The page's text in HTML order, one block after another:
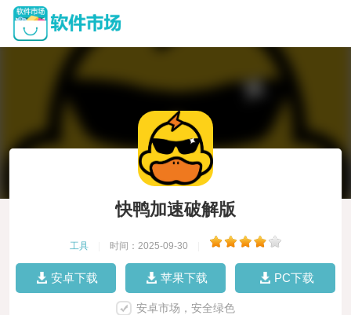
快鸭加速破解版
工具 时间：2025-09-30
安卓下载 苹果下载 PC下载
安卓市场，安全绿色